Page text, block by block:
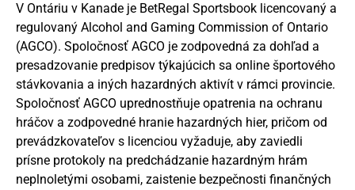
V Ontáriu v Kanade je BetRegal Sportsbook licencovaný a
regulovaný Alcohol and Gaming Commission of Ontario
(AGCO). Spoločnosť AGCO je zodpovedná za dohľad a
presadzovanie predpisov týkajúcich sa online športového
stávkovania a iných hazardných aktivít v rámci provincie.
Spoločnosť AGCO uprednostňuje opatrenia na ochranu
hráčov a zodpovedné hranie hazardných hier, pričom od
prevádzkovateľov s licenciou vyžaduje, aby zaviedli
prísne protokoly na predchádzanie hazardným hrám
neplnoletými osobami, zaistenie bezpečnosti finančných